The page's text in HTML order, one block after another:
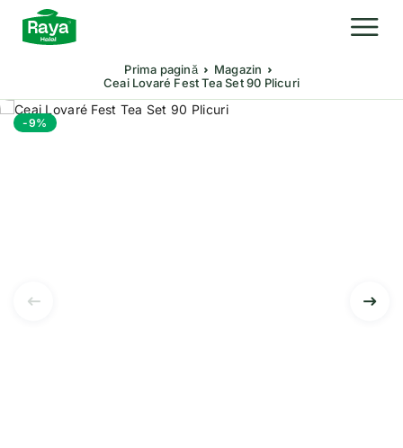
Prima pagină
Magazin
Ceai Lovaré Fest Tea Set 90 Plicuri
-9%